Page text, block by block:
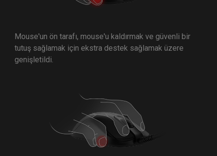
Mouse'un ön tarafı, mouse'u kaldırmak ve güvenli bir
tutuş sağlamak için ekstra destek sağlamak üzere
genişletildi.